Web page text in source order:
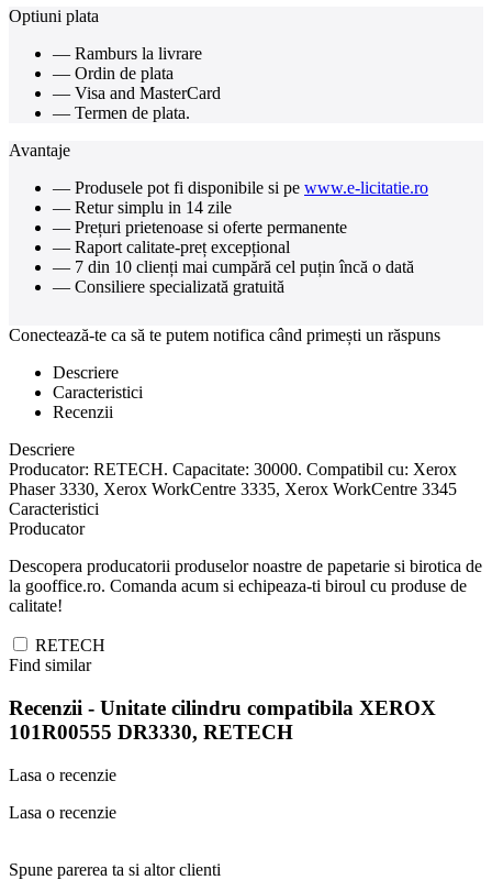
Optiuni plata
— Ramburs la livrare
— Ordin de plata
— Visa and MasterCard
— Termen de plata.
Avantaje
— Produsele pot fi disponibile si pe www.e-licitatie.ro
— Retur simplu in 14 zile
— Prețuri prietenoase si oferte permanente
— Raport calitate-preț excepțional
— 7 din 10 clienți mai cumpără cel puțin încă o dată
— Consiliere specializată gratuită
Conectează-te ca să te putem notifica când primești un răspuns
Descriere
Caracteristici
Recenzii
Descriere
Producator: RETECH. Capacitate: 30000. Compatibil cu: Xerox
Phaser 3330, Xerox WorkCentre 3335, Xerox WorkCentre 3345
Caracteristici
Producator
Descopera producatorii produselor noastre de papetarie si birotica de
la gooffice.ro. Comanda acum si echipeaza-ti biroul cu produse de
calitate!
RETECH
Find similar
Recenzii - Unitate cilindru compatibila XEROX
101R00555 DR3330, RETECH
Lasa o recenzie
Lasa o recenzie
Spune parerea ta si altor clienti